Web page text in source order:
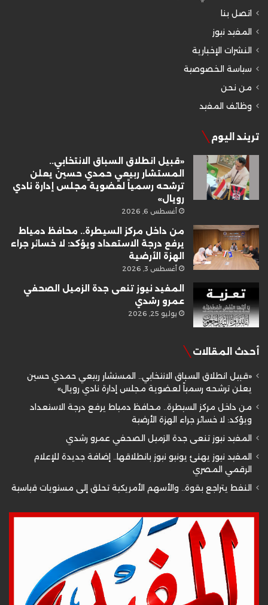
اتصل بنا
المفيد نيوز
النشرات الإخبارية
سياسة الخصوصية
من نحن
وظائف المفيد
تريند اليوم
«قبيل انطلاق السباق الانتخابي..
المستشار ربيعي حمدي حسين يعلن
ترشحه رسمياً لعضوية مجلس إدارة نادي
رويال»
أغسطس 6, 2026
من داخل مركز السيطرة.. محافظ دمياط
يرفع درجة الاستعداد ويؤكد: لا خسائر جراء
الهزة الأرضية
أغسطس 3, 2026
المفيد نيوز تنعى جدة الزميل الصحفي
عمرو رشدي
يوليو 25, 2026
أحدث المقالات
«قبيل انطلاق السباق الانتخابي.. المستشار ربيعي حمدي حسين
يعلن ترشحه رسمياً لعضوية مجلس إدارة نادي رويال»
من داخل مركز السيطرة.. محافظ دمياط يرفع درجة الاستعداد
ويؤكد: لا خسائر جراء الهزة الأرضية
المفيد نيوز تنعى جدة الزميل الصحفي عمرو رشدي
المفيد نيوز يهنئ يونيو نيوز بانطلاقها.. إضافة جديدة للإعلام
الرقمي المصري
النفط يتراجع بقوة.. والأسهم الأمريكية تحلق إلى مستويات قياسية